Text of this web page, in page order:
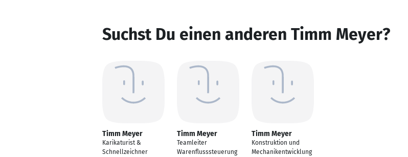
Suchst Du einen anderen Timm Meyer?
Timm Meyer
Karikaturist &
Schnellzeichner
Timm Meyer
Teamleiter
Warenflusssteuerung
Timm Meyer
Konstruktion und
Mechanikentwicklung